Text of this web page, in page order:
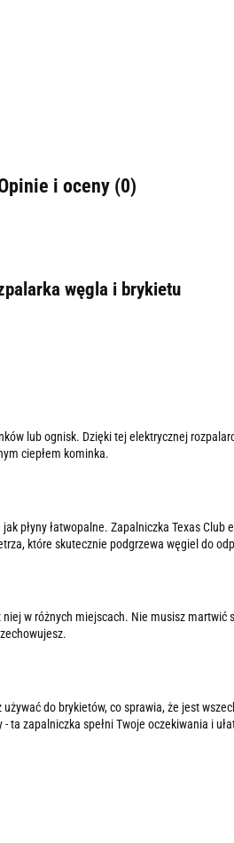
i oceny (0)
węgla i brykietu
lub ognisk. Dzięki tej elektrycznej
ciepłem kominka.
płyny łatwopalne. Zapalniczka Texas
które skutecznie podgrzewa węgiel do
w różnych miejscach. Nie musisz
do brykietów, co sprawia, że ​​jest
zapalniczka spełni Twoje oczekiwania i